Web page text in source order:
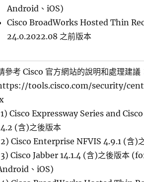
Android、iOS)
Cisco BroadWorks Hosted Thin
24.0.2022.08 之前版本
參考 Cisco 官方網站的說明和處理建議
tools.cisco.com/security/
Cisco Expressway Series and
(含)之後版本
Cisco Enterprise NFVIS 4.9.1 (含)
Cisco Jabber 14.1.4 (含)之後版本
、iOS)